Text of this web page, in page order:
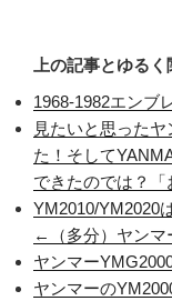
上の記事とゆる
1968-1982エンブ
見たいと思った
た！そして
できたのでは？「
YM2010/YM2020
←（多分）ヤンマ
ヤンマー
ヤンマーの